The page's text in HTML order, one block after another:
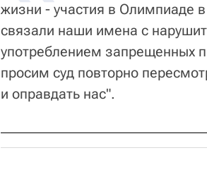
жизни - участия в Олимпиаде
связали наши имена с
употреблением запрещенных
просим суд повторно
и оправдать нас".